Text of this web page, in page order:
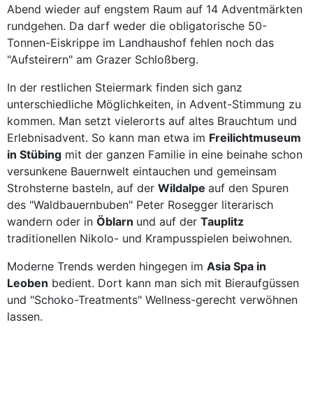
Abend wieder auf engstem Raum auf 14 Adventmärkten
rundgehen. Da darf weder die obligatorische 50-
Tonnen-Eiskrippe im Landhaushof fehlen noch das
"Aufsteirern" am Grazer Schloßberg.
In der restlichen Steiermark finden sich ganz
unterschiedliche Möglichkeiten, in Advent-Stimmung zu
kommen. Man setzt vielerorts auf altes Brauchtum und
Erlebnisadvent. So kann man etwa im Freilichtmuseum
in Stübing mit der ganzen Familie in eine beinahe schon
versunkene Bauernwelt eintauchen und gemeinsam
Strohsterne basteln, auf der Wildalpe auf den Spuren
des "Waldbauernbuben" Peter Rosegger literarisch
wandern oder in Öblarn und auf der Tauplitz
traditionellen Nikolo- und Krampusspielen beiwohnen.
Moderne Trends werden hingegen im Asia Spa in
Leoben bedient. Dort kann man sich mit Bieraufgüssen
und "Schoko-Treatments" Wellness-gerecht verwöhnen
lassen.